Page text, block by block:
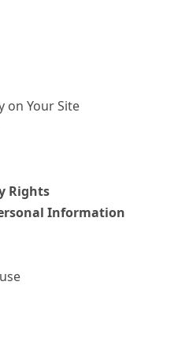
on Your Site
Rights
Information